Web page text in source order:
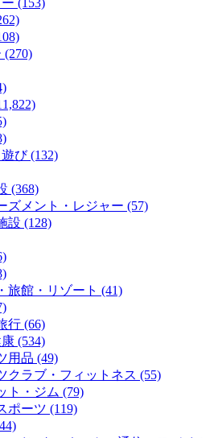
(270)
び (132)
(368)
ズメント・レジャー (57)
設 (128)
旅館・リゾート (41)
行 (66)
(534)
用品 (49)
クラブ・フィットネス (55)
ト・ジム (79)
ポーツ (119)